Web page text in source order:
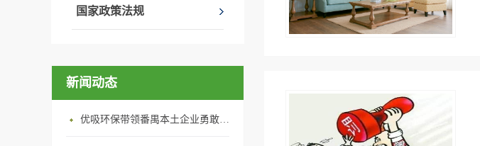
国家政策法规
新闻动态
优吸环保带领番禺本​土企业勇敢破局向“新”